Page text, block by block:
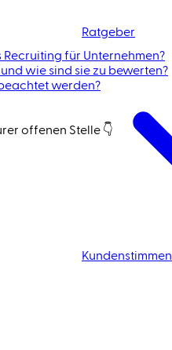
Ratgeber
Kundenstimmen
für Unternehmen?
wie sind sie zu bewerten?
werden?
offenen Stelle 👇